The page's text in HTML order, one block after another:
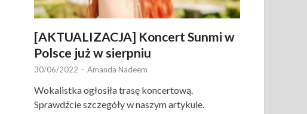
[AKTUALIZACJA] Koncert Sunmi w
Polsce już w sierpniu
30/06/2022 - Amanda Nadeem
Wokalistka ogłosiła trasę koncertową.
Sprawdźcie szczegóły w naszym artykule.